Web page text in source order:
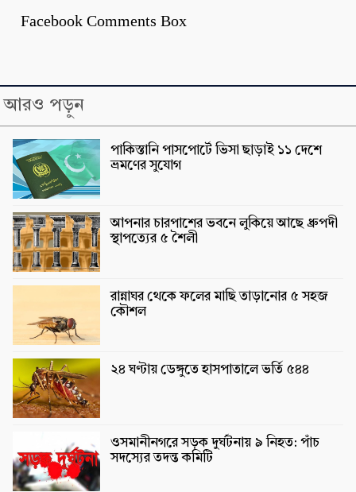
Facebook Comments Box
আরও পড়ুন
পাকিস্তানি পাসপোর্টে ভিসা ছাড়াই ১১ দেশে
ভ্রমণের সুযোগ
আপনার চারপাশের ভবনে লুকিয়ে আছে ধ্রুপদী
স্থাপত্যের ৫ শৈলী
রান্নাঘর থেকে ফলের মাছি তাড়ানোর ৫ সহজ
কৌশল
২৪ ঘণ্টায় ডেঙ্গুতে হাসপাতালে ভর্তি ৫৪৪
ওসমানীনগরে সড়ক দুর্ঘটনায় ৯ নিহত: পাঁচ
সদস্যের তদন্ত কমিটি